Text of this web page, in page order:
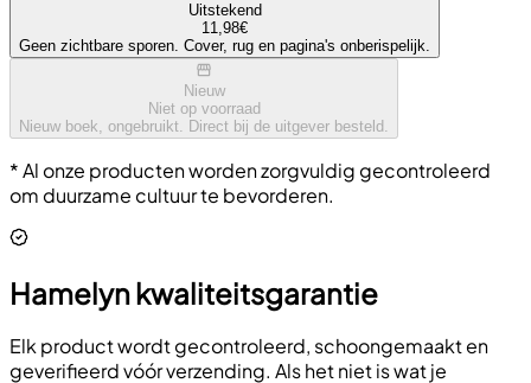
Uitstekend
11,98€
Geen zichtbare sporen. Cover, rug en pagina's onberispelijk.
Nieuw
Niet op voorraad
Nieuw boek, ongebruikt. Direct bij de uitgever besteld.
* Al onze producten worden zorgvuldig gecontroleerd
om duurzame cultuur te bevorderen.
Hamelyn kwaliteitsgarantie
Elk product wordt gecontroleerd, schoongemaakt en
geverifieerd vóór verzending. Als het niet is wat je